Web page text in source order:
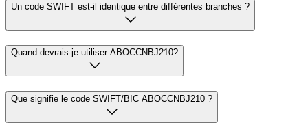
Un code SWIFT est-il identique entre différentes branches ?
Quand devrais-je utiliser ABOCCNBJ210?
Que signifie le code SWIFT/BIC ABOCCNBJ210 ?